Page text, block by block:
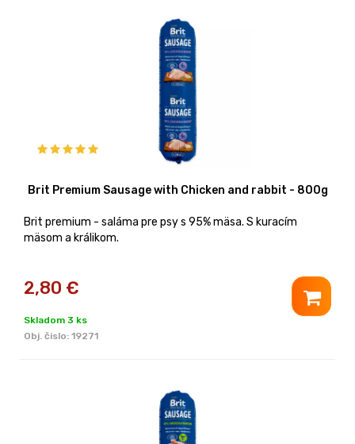
Brit Premium Sausage with Chicken and rabbit - 800g
Brit premium - saláma pre psy s 95% mäsa. S kuracím
mäsom a králikom.
2,80 €
Skladom 3 ks
Obj. čislo: 19271